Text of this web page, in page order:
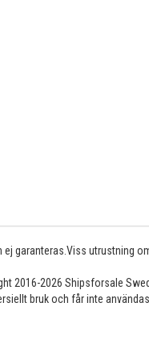
garanteras.Viss utrustning
2016-2026 Shipsforsale
bruk och får inte